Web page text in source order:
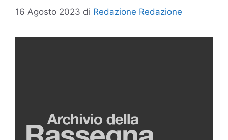
16 Agosto 2023 di Redazione Redazione